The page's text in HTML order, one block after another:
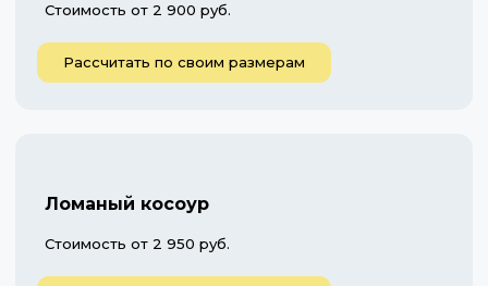
Стоимость от 2 900 руб.
Рассчитать по своим размерам
Ломаный косоур
Стоимость от 2 950 руб.